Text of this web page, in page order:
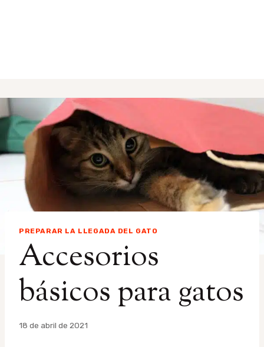
PREPARAR LA LLEGADA DEL GATO
Accesorios
básicos para gatos
Por
18 de abril de 2021